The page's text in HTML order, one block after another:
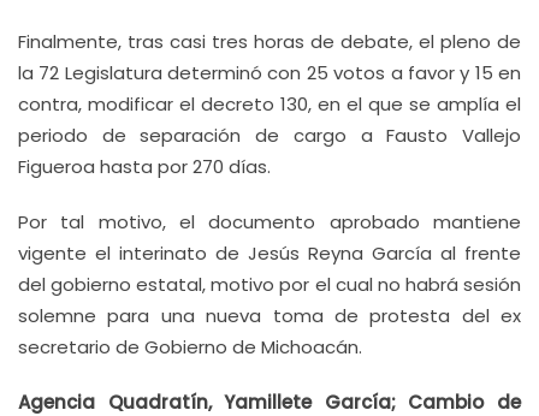
Finalmente, tras casi tres horas de debate, el pleno de
la 72 Legislatura determinó con 25 votos a favor y 15 en
contra, modificar el decreto 130, en el que se amplía el
periodo de separación de cargo a Fausto Vallejo
Figueroa hasta por 270 días.
Por tal motivo, el documento aprobado mantiene
vigente el interinato de Jesús Reyna García al frente
del gobierno estatal, motivo por el cual no habrá sesión
solemne para una nueva toma de protesta del ex
secretario de Gobierno de Michoacán.
Agencia Quadratín, Yamillete García; Cambio de